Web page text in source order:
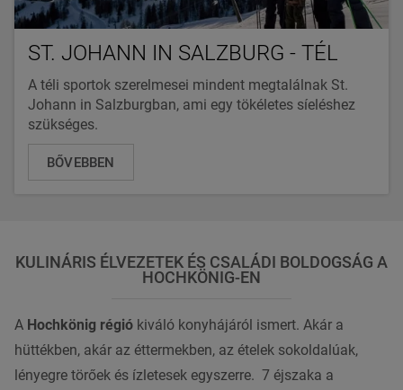
ST. JOHANN IN SALZBURG - TÉL
A téli sportok szerelmesei mindent megtalálnak St.
Johann in Salzburgban, ami egy tökéletes síeléshez
szükséges.
BŐVEBBEN
KULINÁRIS ÉLVEZETEK ÉS CSALÁDI BOLDOGSÁG A
HOCHKÖNIG-EN
A Hochkönig régió kiváló konyhájáról ismert. Akár a
hüttékben, akár az éttermekben, az ételek sokoldalúak,
lényegre törőek és ízletesek egyszerre. 7 éjszaka a